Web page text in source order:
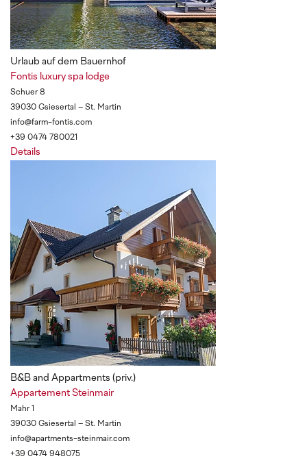
Urlaub auf dem Bauernhof
Fontis luxury spa lodge
Schuer 8
39030 Gsiesertal – St. Martin
info@farm-fontis.com
+39 0474 780021
Details
B&B and Appartments (priv.)
Appartement Steinmair
Mahr 1
39030 Gsiesertal – St. Martin
info@apartments-steinmair.com
+39 0474 948075